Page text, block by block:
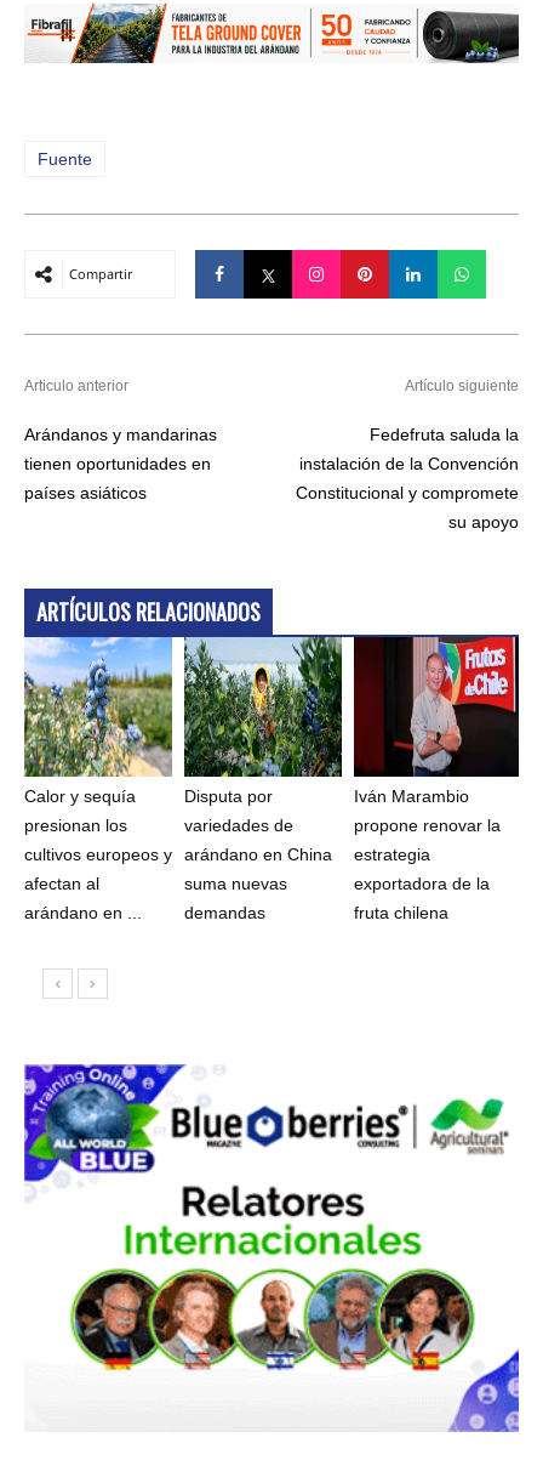
Fuente
Compartir
Articulo anterior
Arándanos y mandarinas
tienen oportunidades en
países asiáticos
Artículo siguiente
Fedefruta saluda la
instalación de la Convención
Constitucional y compromete
su apoyo
ARTÍCULOS RELACIONADOS
Calor y sequía
presionan los
cultivos europeos y
afectan al
arándano en ...
Disputa por
variedades de
arándano en China
suma nuevas
demandas
Iván Marambio
propone renovar la
estrategia
exportadora de la
fruta chilena